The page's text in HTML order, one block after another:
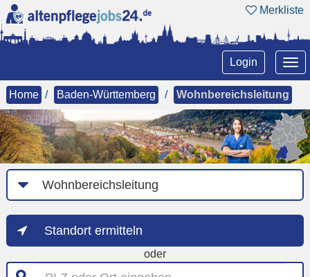
Merkliste
Login
Home Baden-Württemberg Wohnbereichsleitung
Job-
Kategorie
Standort ermitteln
oder
PLZ